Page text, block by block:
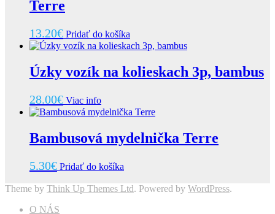
Terre
13.20€ Pridať do košíka
Úzky vozík na kolieskach 3p, bambus
28.00€ Viac info
Bambusová mydelnička Terre
5.30€ Pridať do košíka
Theme by Think Up Themes Ltd. Powered by WordPress.
O NÁS